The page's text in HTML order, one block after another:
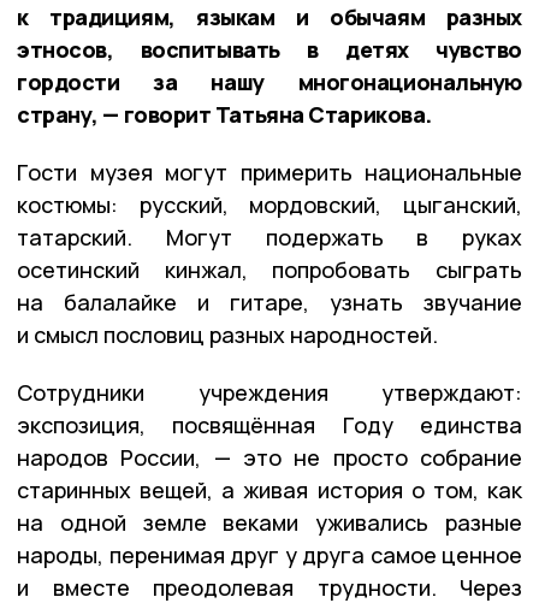
к традициям, языкам и обычаям разных
этносов, воспитывать в детях чувство
гордости за нашу многонациональную
страну, — говорит Татьяна Старикова.
Гости музея могут примерить национальные
костюмы: русский, мордовский, цыганский,
татарский. Могут подержать в руках
осетинский кинжал, попробовать сыграть
на балалайке и гитаре, узнать звучание
и смысл пословиц разных народностей.
Сотрудники учреждения утверждают:
экспозиция, посвящённая Году единства
народов России, — это не просто собрание
старинных вещей, а живая история о том, как
на одной земле веками уживались разные
народы, перенимая друг у друга самое ценное
и вместе преодолевая трудности. Через